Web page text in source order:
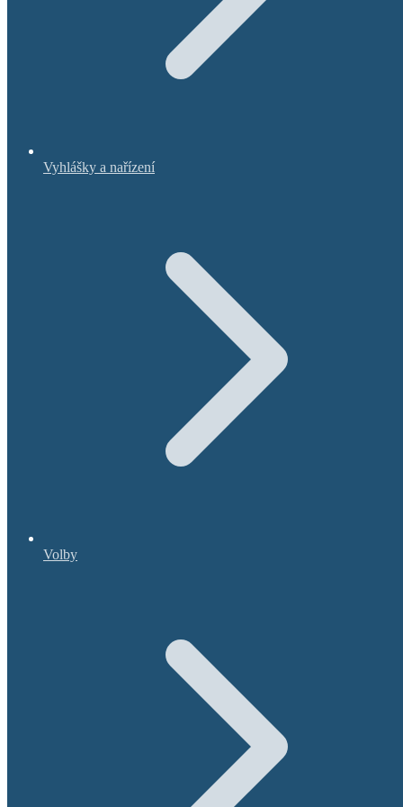
Vyhlášky a nařízení
Volby